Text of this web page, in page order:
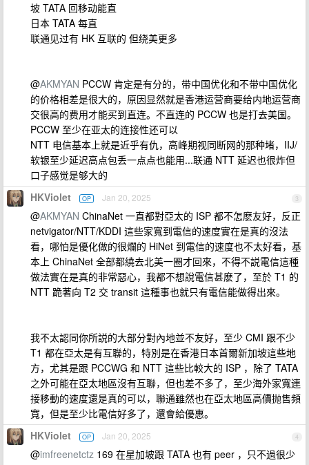
坡 TATA 回移动能直
日本 TATA 每直
联通见过有 HK 互联的 但绕美更多
@AKMYAN PCCW 肯定是有分的，带中国优化和不带中国优化
的价格相差是很大的，原因显然就是香港运营商要给内地运营商
交很高的费用才能买到直连。不直连的 PCCW 也是打去美国。
PCCW 至少在亚太的连接性还可以
NTT 电信基本上就是近乎有仇，高峰期视同断网的那种堵，IIJ/
软银至少延迟高点包丢一点点也能用...联通 NTT 延迟也很炸但
口子感觉是够大的
3
HKViolet OP Jan 20, 2025
@AKMYAN ChinaNet 一直都對亞太的 ISP 都不怎麽友好，反正
netvigator/NTT/KDDI 這些家寬到電信的速度實在是真的沒法
看，哪怕是優化做的很爛的 HiNet 到電信的速度也不太好看，基
本上 ChinaNet 全部都繞去北美一圈才回來，不得不説電信這種
做法實在是真的非常惡心，我都不想說電信甚麽了，至於 T1 的
NTT 跪著向 T2 交 transit 這種事也就只有電信能做得出來。
我不太認同你所説的大部分對內地並不友好，至少 CMI 跟不少
T1 都在亞太是有互聯的，特別是在香港日本首爾新加坡這些地
方，尤其是跟 PCCWG 和 NTT 這些比較大的 ISP ，除了 TATA
之外可能在亞太地區沒有互聯，但也差不多了，至少海外家寬連
接移動的速度還是真的可以，聯通雖然也在亞太地區高價抛售頻
寬，但是至少比電信好多了，還會給優惠。
4
HKViolet OP Jan 20, 2025
@imfreenetctz 169 在星加坡跟 TATA 也有 peer ，只不過很少